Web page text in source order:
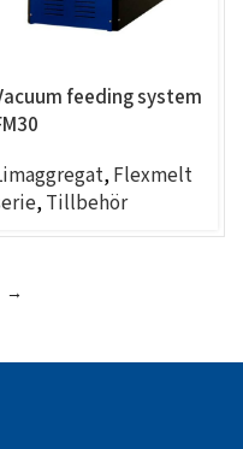
feeding system
, Flexmelt
, Tillbehör
→